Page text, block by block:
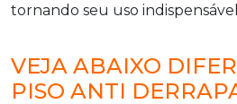
tornando seu uso
VEJA ABAIXO
PISO ANTI